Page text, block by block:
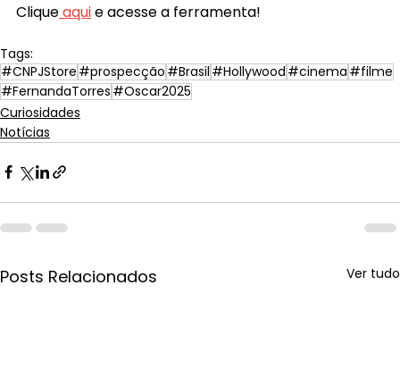
Clique aquie acesse a ferramenta!
Tags:
#CNPJStore #prospecção #Brasil #Hollywood #cinema #filme
#FernandaTorres #Oscar2025
Curiosidades
Notícias
Posts Relacionados Ver tudo